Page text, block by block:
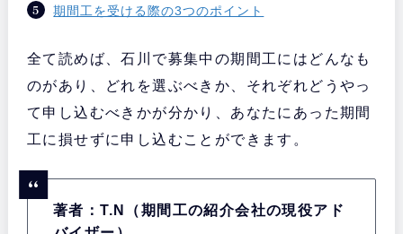
期間工を受ける際の3つのポイント
全て読めば、石川で募集中の期間工にはどんなも
のがあり、どれを選ぶべきか、それぞれどうやっ
て申し込むべきかが分かり、あなたにあった期間
工に損せずに申し込むことができます。
著者：T.N（期間工の紹介会社の現役アド